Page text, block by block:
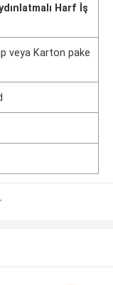
Harf İş
veya Karton pake